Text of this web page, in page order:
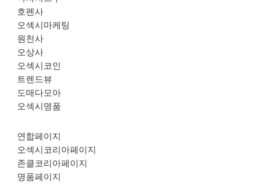
호펜사
오섹시마케팅
원천사
오상사
오섹시코인
트렌드뷰
도매다모아
오섹시명품
연합페이지
오섹시코리아페이지
존클코리아페이지
명품페이지